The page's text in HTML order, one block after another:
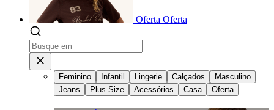
Oferta Oferta
Feminino Infantil Lingerie Calçados
Masculino
Jeans
Plus Size Acessórios Casa Oferta